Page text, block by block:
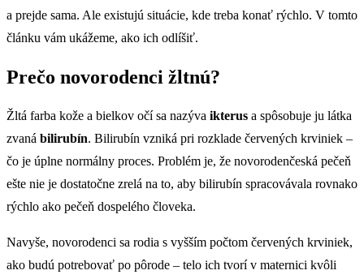
a prejde sama. Ale existujú situácie, kde treba konať rýchlo. V tomto
článku vám ukážeme, ako ich odlíšiť.
Prečo novorodenci žltnú?
Žltá farba kože a bielkov očí sa nazýva ikterus a spôsobuje ju látka
zvaná bilirubín. Bilirubín vzniká pri rozklade červených krviniek –
čo je úplne normálny proces. Problém je, že novorodenčeská pečeň
ešte nie je dostatočne zrelá na to, aby bilirubín spracovávala rovnako
rýchlo ako pečeň dospelého človeka.
Navyše, novorodenci sa rodia s vyšším počtom červených krviniek,
ako budú potrebovať po pôrode – telo ich tvorí v maternici kvôli